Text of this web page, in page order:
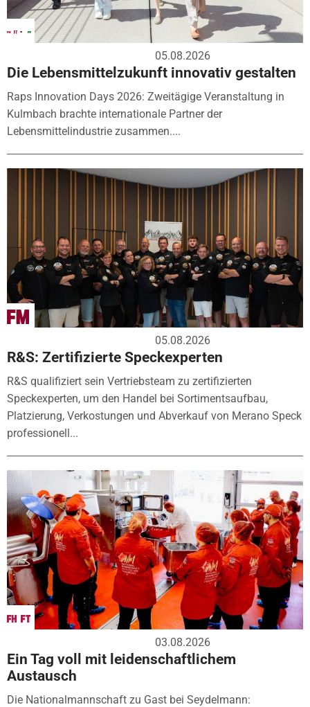
05.08.2026
Die Lebensmittelzukunft innovativ gestalten
Raps Innovation Days 2026: Zweitägige Veranstaltung in
Kulmbach brachte internationale Partner der
Lebensmittelindustrie zusammen....
05.08.2026
R&S: Zertifizierte Speckexperten
R&S qualifiziert sein Vertriebsteam zu zertifizierten
Speckexperten, um den Handel bei Sortimentsaufbau,
Platzierung, Verkostungen und Abverkauf von Merano Speck
professionell...
03.08.2026
Ein Tag voll mit leidenschaftlichem
Austausch
Die Nationalmannschaft zu Gast bei Seydelmann: